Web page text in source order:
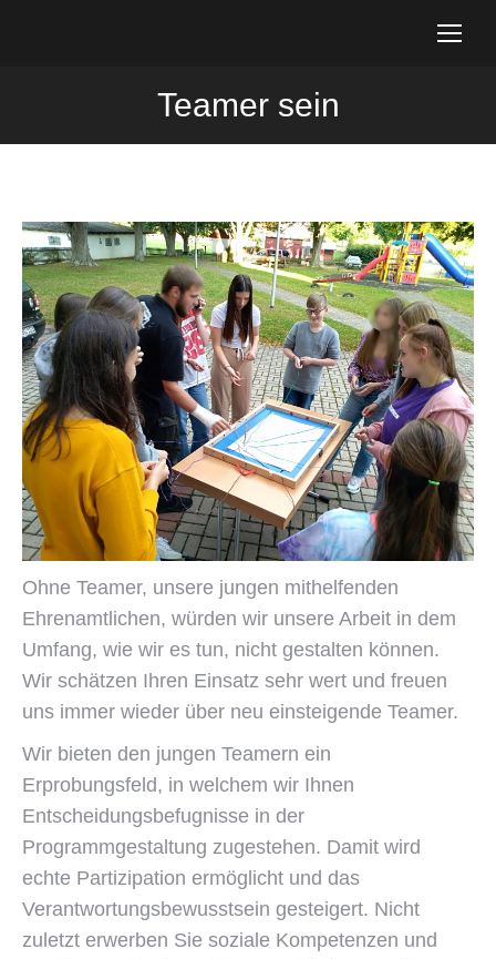
Teamer sein
Sie befinden sich hier:
Ohne Teamer, unsere jungen mithelfenden
Ehrenamtlichen, würden wir unsere Arbeit in dem
Umfang, wie wir es tun, nicht gestalten können.
Wir schätzen Ihren Einsatz sehr wert und freuen
uns immer wieder über neu einsteigende Teamer.
Wir bieten den jungen Teamern ein
Erprobungsfeld, in welchem wir Ihnen
Entscheidungsbefugnisse in der
Programmgestaltung zugestehen. Damit wird
echte Partizipation ermöglicht und das
Verantwortungsbewusstsein gesteigert. Nicht
zuletzt erwerben Sie soziale Kompetenzen und